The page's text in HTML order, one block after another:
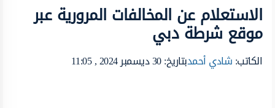
الاستعلام عن المخالفات المرورية عبر
موقع شرطة دبي
الكاتب:شادي أحمدبتاريخ: 30 ديسمبر 2024 , 11:05